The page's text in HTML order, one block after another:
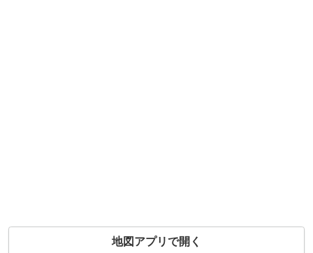
地図アプリで開く